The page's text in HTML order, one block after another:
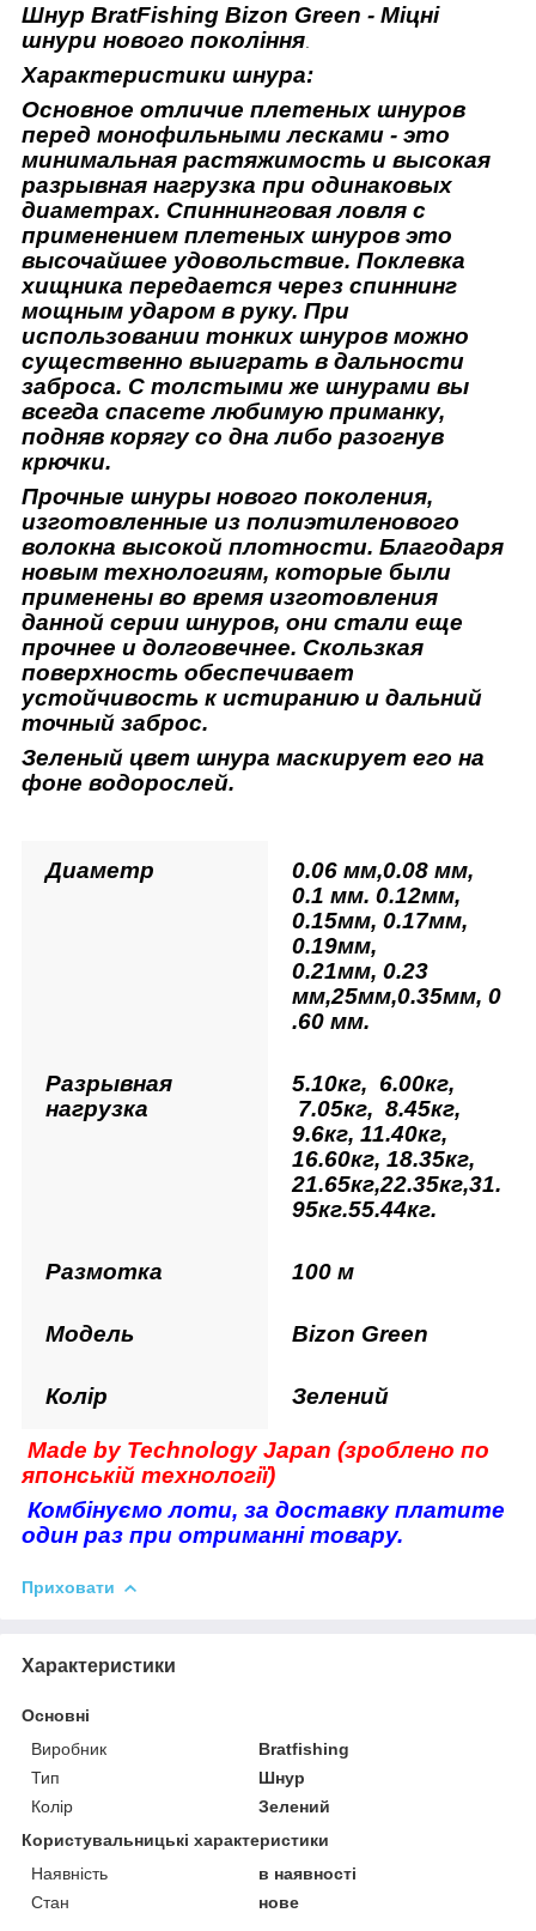
Шнур BratFishing Bizon Green - Міцні
шнури нового покоління
Характеристики шнура:
Основное отличие плетеных шнуров
перед монофильными лесками - это
минимальная растяжимость и высокая
разрывная нагрузка при одинаковых
диаметрах. Спиннинговая ловля с
применением плетеных шнуров это
высочайшее удовольствие. Поклевка
хищника передается через спиннинг
мощным ударом в руку. При
использовании тонких шнуров можно
существенно выиграть в дальности
заброса. С толстыми же шнурами вы
всегда спасете любимую приманку,
подняв корягу со дна либо разогнув
крючки.
Прочные шнуры нового поколения,
изготовленные из полиэтиленового
волокна высокой плотности. Благодаря
новым технологиям, которые были
применены во время изготовления
данной серии шнуров, они стали еще
прочнее и долговечнее. Скользкая
поверхность обеспечивает
устойчивость к истиранию и дальний
точный заброс.
Зеленый цвет шнура маскирует его на
фоне водорослей.
Диаметр
0.06 мм,0.08 мм,
0.1 мм. 0.12мм,
0.15мм, 0.17мм,
0.19мм,
0.21мм, 0.23
мм,25мм,0.35мм, 0
.60 мм.
Разрывная
нагрузка
5.10кг, 6.00кг,
7.05кг, 8.45кг,
9.6кг, 11.40кг,
16.60кг, 18.35кг,
21.65кг,22.35кг,31.
95кг.55.44кг.
Размотка 100 м
Модель Bizon Green
Колір Зелений
Made by Technology Japan (зроблено по
японській технології)
Комбінуємо лоти, за доставку платите
один раз при отриманні товару.
Приховати
Характеристики
Основні
Виробник
Bratfishing
Тип
Шнур
Колір
Зелений
Користувальницькі характеристики
Наявність
в наявності
Стан
нове